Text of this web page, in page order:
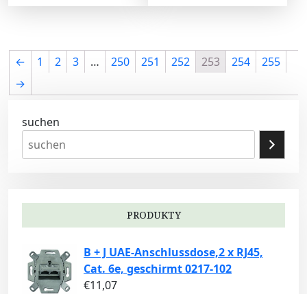
← 1 2 3 … 250 251 252 253 254
255
→
suchen
PRODUKTY
B + J UAE-Anschlussdose,2 x RJ45,
Cat. 6e, geschirmt 0217-102
€11,07